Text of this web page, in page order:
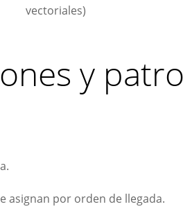
vectoriales)
y
asignan por orden de llegada.